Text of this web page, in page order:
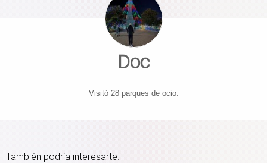
Doc
Visitó 28 parques de ocio.
También podría interesarte...